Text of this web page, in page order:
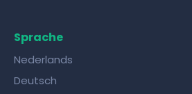
Sprache
Nederlands
Deutsch